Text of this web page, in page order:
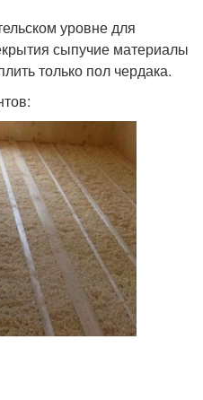
уровне для
сыпучие материалы
только пол чердака.